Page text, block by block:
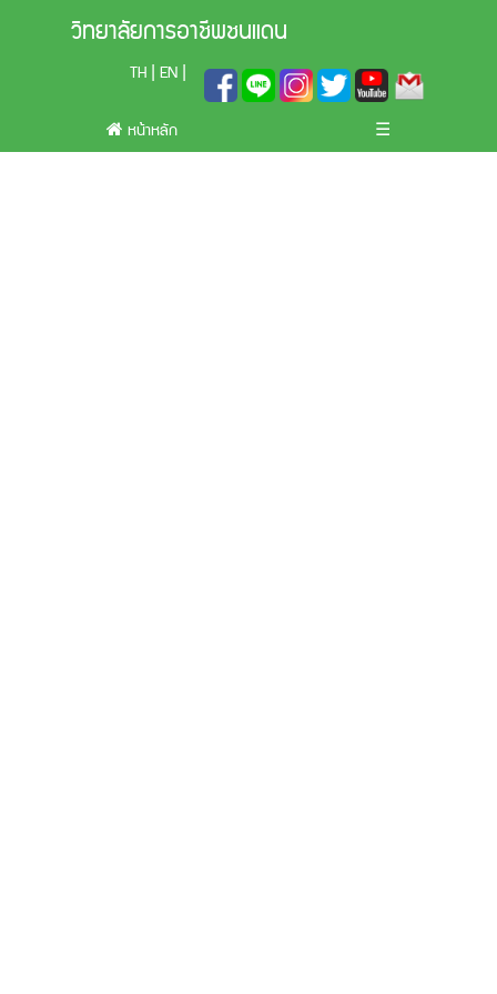
วิทยาลัยการอาชีพชนแดน
TH EN
หน้าหลัก ☰